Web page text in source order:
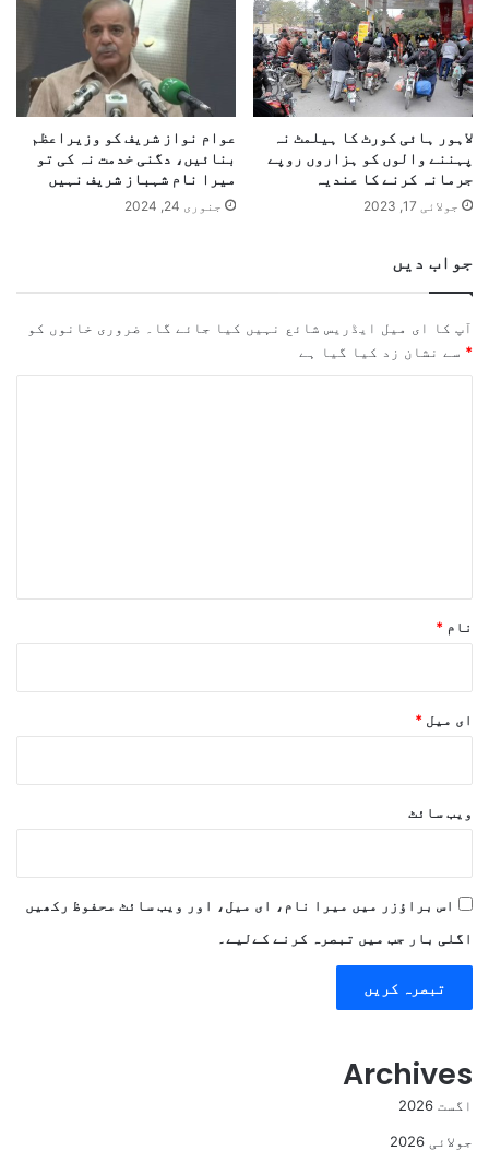
لاہور ہائی کورٹ کا ہیلمٹ نہ
پہننے والوں کو ہزاروں روپے
جرمانہ کرنے کا عندیہ
جولائی 17, 2023
عوام نواز شریف کو وزیرا‏عظم
بنائيں، دگنی خدمت نہ کی تو
میرا نام شہباز شریف نہیں
جنوری 24, 2024
جواب دیں
آپ کا ای میل ایڈریس شائع نہیں کیا جائے گا۔
ضروری خانوں کو
* سے نشان زد کیا گیا ہے
نام *
ای میل *
ویب‌ سائٹ
اس براؤزر میں میرا نام، ای میل، اور ویب سائٹ محفوظ رکھیں
اگلی بار جب میں تبصرہ کرنے کےلیے۔
Archives
اگست 2026
جولائی 2026